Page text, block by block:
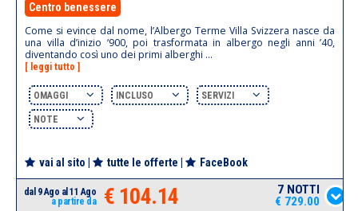
Centro benessere
Come si evince dal nome, l’Albergo Terme Villa Svizzera nasce da
una villa d’inizio ‘900, poi trasformata in albergo negli anni ’40,
diventando così uno dei primi alberghi ...
[ leggi tutto ]
OMAGGI INCLUSO SERVIZI
NOTE
vai al sito tutte le offerte FaceBook
dal 9 Ago al 11 Ago
a partire da
€ 104.14
7 NOTTI
€ 729.00